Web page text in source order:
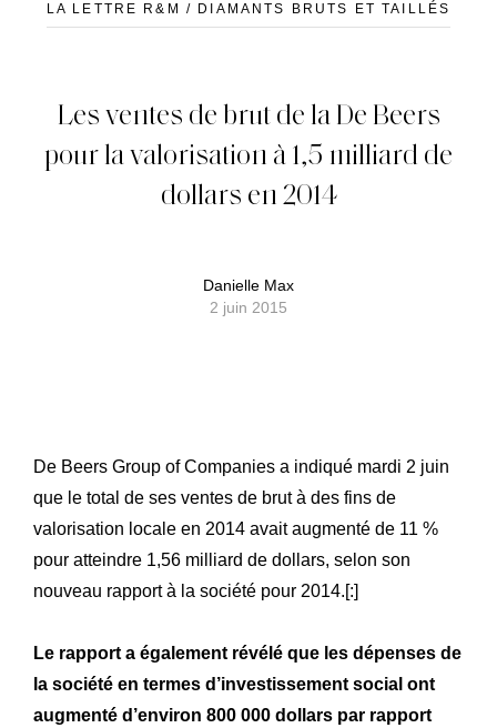
LA LETTRE R&M / DIAMANTS BRUTS ET TAILLÉS
Les ventes de brut de la De Beers
pour la valorisation à 1,5 milliard de
dollars en 2014
Danielle Max
2 juin 2015
De Beers Group of Companies a indiqué mardi 2 juin
que le total de ses ventes de brut à des fins de
valorisation locale en 2014 avait augmenté de 11 %
pour atteindre 1,56 milliard de dollars, selon son
nouveau rapport à la société pour 2014.[:]
Le rapport a également révélé que les dépenses de
la société en termes d’investissement social ont
augmenté d’environ 800 000 dollars par rapport